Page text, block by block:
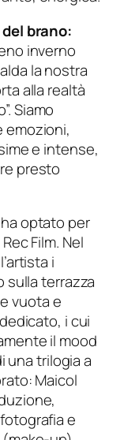
brano:
inverno
la nostra
alla realtà
Siamo
emozioni,
e intense,
presto
ha optato per
Film. Nel
i
sulla terrazza
vuota e
i cui
il mood
una trilogia a
Maicol
e